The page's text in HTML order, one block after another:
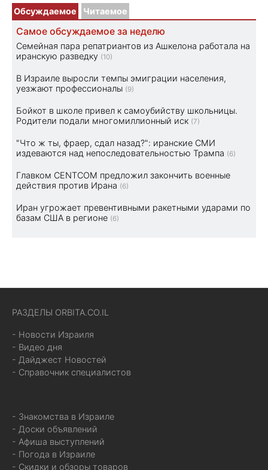
Обсуждаемое Читаемое
Самое обсуждаемое за неделю
Семейная пара репатриантов из Ашкелона работала на
иранскую разведку (10)
В Израиле выросли темпы эмиграции населения,
уезжают профессионалы (9)
Бойкот в школе привел к самоубийству школьницы.
Родители подали многомиллионный иск (7)
"Что ж ты, фраер, сдал назад?": иранские СМИ
издеваются над непоследовательностью Трампа (6)
Главком CENTCOM предложил закончить военные
действия против Ирана (6)
Иран угрожает превентивными ракетными ударами по
базам США в регионе (6)
РАЗДЕЛЫ ORBITA.CO.IL
- Новости Израиля
- Видео дня
- Дайджест Новостей
- Справочник специалистов
- Знакомства в Израиле
- Доски объявлений
- Афиша выступлений
- Погода в Израиле
- Скидки и обзоры товаров